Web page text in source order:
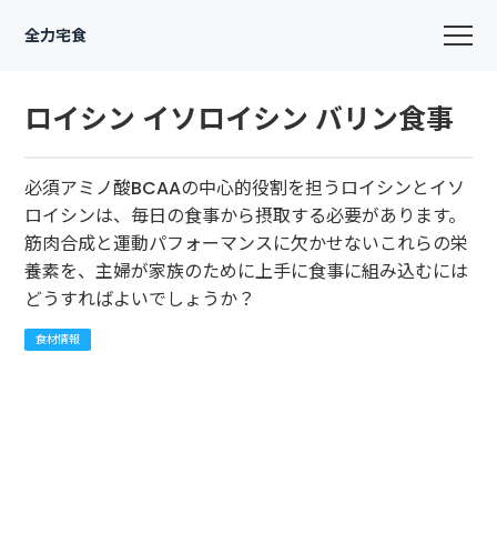
全力宅食
ロイシン イソロイシン バリン食事
必須アミノ酸BCAAの中心的役割を担うロイシンとイソ
ロイシンは、毎日の食事から摂取する必要があります。
筋肉合成と運動パフォーマンスに欠かせないこれらの栄
養素を、主婦が家族のために上手に食事に組み込むには
どうすればよいでしょうか？
食材情報